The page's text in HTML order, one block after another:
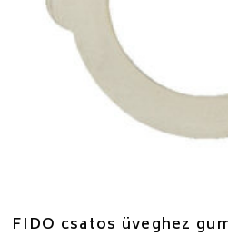
FIDO csatos üveghez